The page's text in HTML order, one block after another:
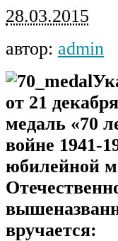
28.03.2015
автор: admin
от 21
медаль «70
войне 1941-
юбилейной
вручается: